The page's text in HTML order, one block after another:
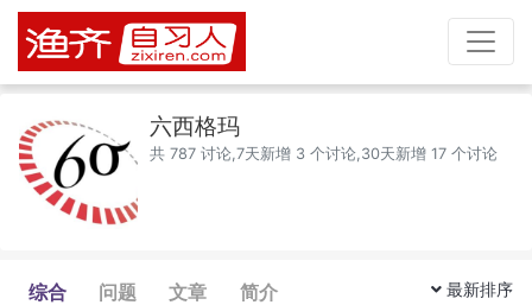
六西格玛
共 787 讨论,7天新增 3 个讨论,30天新增 17 个讨论
综合 问题 文章 简介 最新排序